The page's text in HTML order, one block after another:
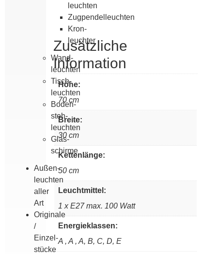
leuchten
Zugpendelleuchten
Kron­
leuchter
Wand­
leuchten
Tisch­
leuchten
Boden­
steh­
leuchten
Glas­­
schirme
Außen­
leuchten
aller
Art
Originale
/
Einzel­
stücke
Zusätzliche
Information
Höhe:
70 cm
Breite:
30 cm
Kettenlänge:
50 cm
Leuchtmittel:
1 x E27 max. 100 Watt
Energieklassen:
A , A , A, B, C, D, E